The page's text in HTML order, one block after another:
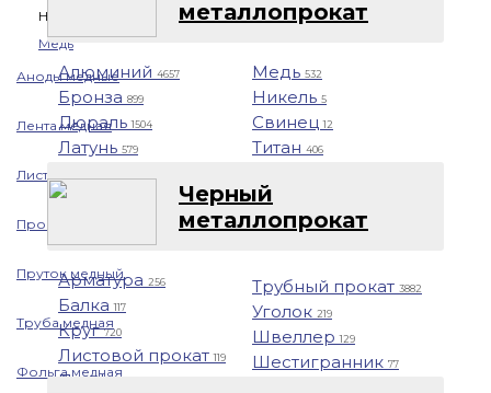
Назад
Медь
Аноды медные
Лента медная
Лист/Плита медная
Проволока медная
Пруток медный
Труба медная
Фольга медная
металлопрокат
Алюминий 4657
Бронза 899
Дюраль1504
Латунь 579
Медь 532
Никель 5
Свинец12
Титан 406
Черный
металлопрокат
Арматура 256
Балка117
Круг720
Листовой прокат119
Профнастил
Трубный прокат 3882
Уголок 219
Швеллер129
Шестигранник 77